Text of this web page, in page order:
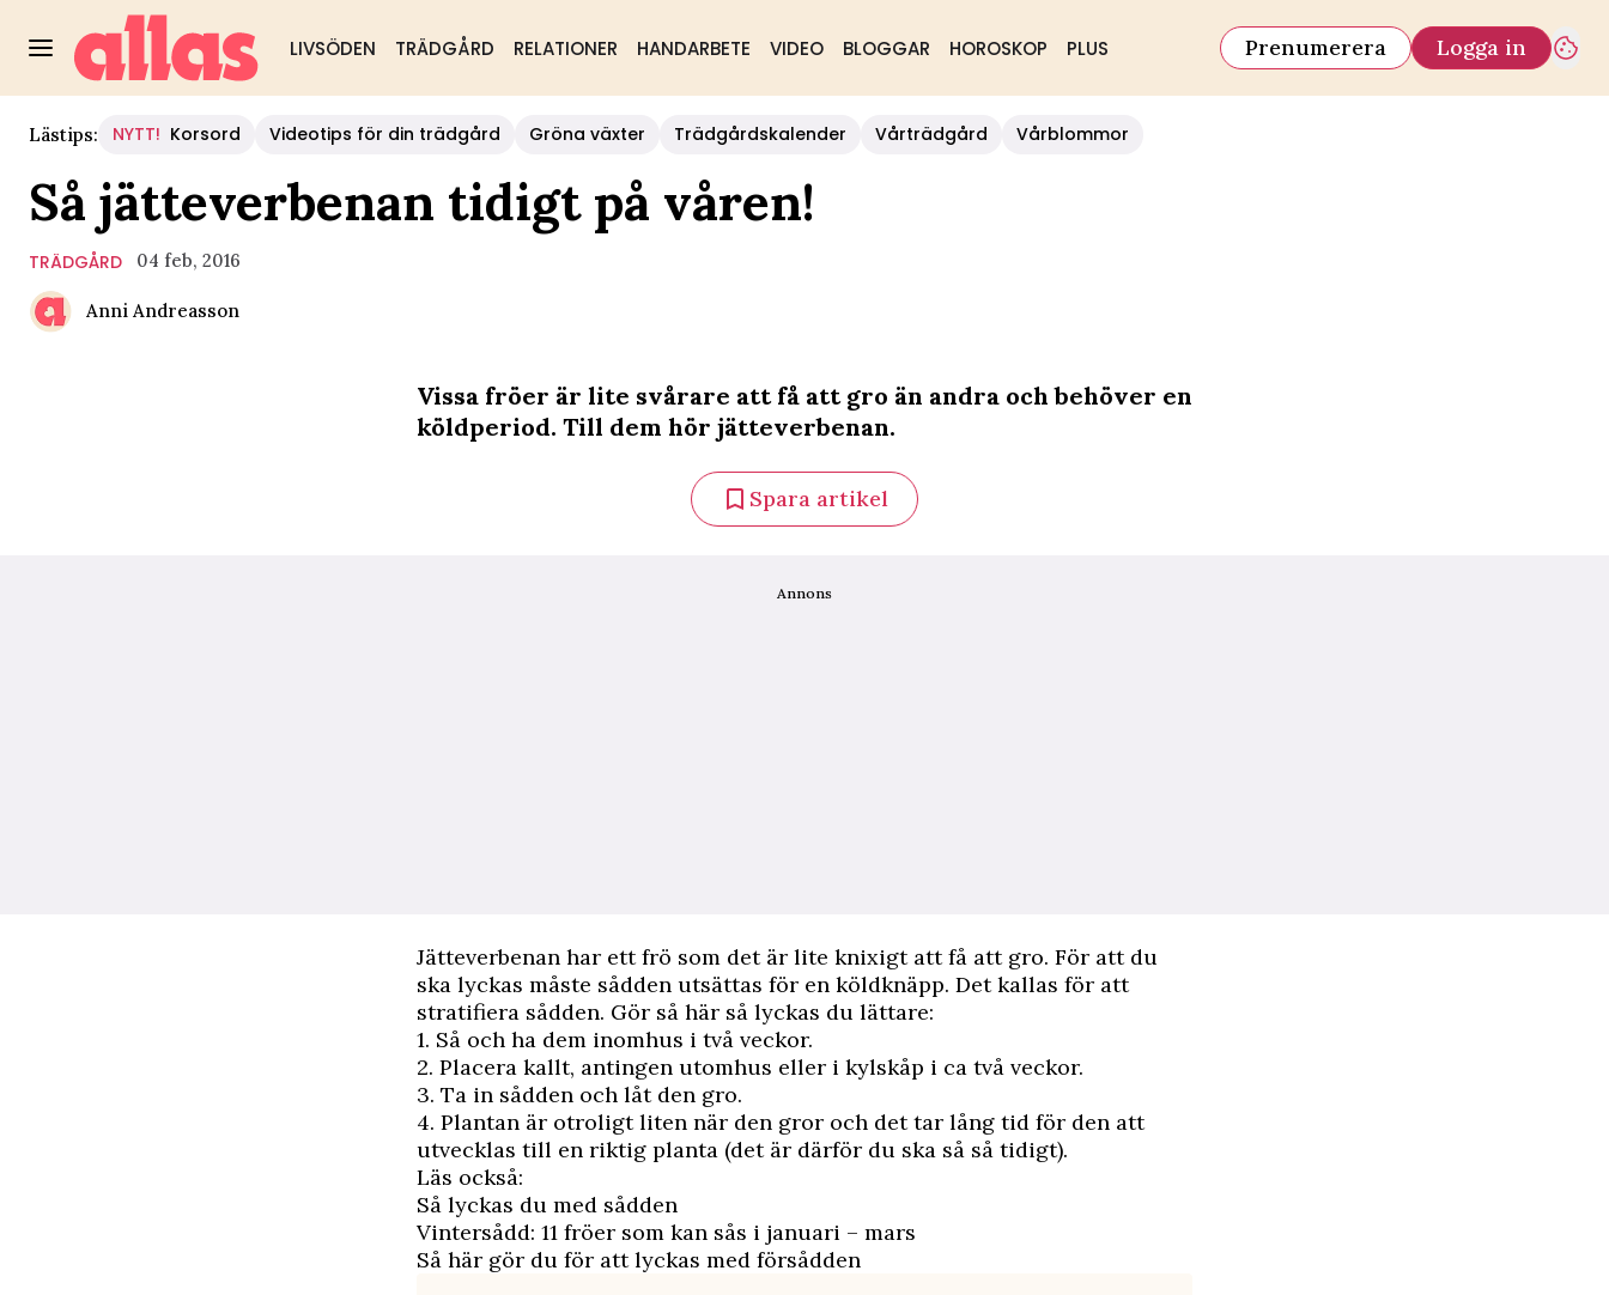
LIVSÖDEN TRÄDGÅRD RELATIONER HANDARBETE VIDEO BLOGGAR HOROSKOP PLUS Prenumerera Logga in
Lästips: NYTT! Korsord Videotips för din trädgård Gröna växter Trädgårdskalender Vårträdgård Vårblommor
Så jätteverbenan tidigt på våren!
TRÄDGÅRD 04 feb, 2016
Anni Andreasson
Vissa fröer är lite svårare att få att gro än andra och behöver en
köldperiod. Till dem hör jätteverbenan.
Spara artikel
Annons
Jätteverbenan har ett frö som det är lite knixigt att få att gro. För att du
ska lyckas måste sådden utsättas för en köldknäpp. Det kallas för att
stratifiera sådden. Gör så här så lyckas du lättare:
1. Så och ha dem inomhus i två veckor.
2. Placera kallt, antingen utomhus eller i kylskåp i ca två veckor.
3. Ta in sådden och låt den gro.
4. Plantan är otroligt liten när den gror och det tar lång tid för den att
utvecklas till en riktig planta (det är därför du ska så så tidigt).
Läs också:
Så lyckas du med sådden
Vintersådd: 11 fröer som kan sås i januari – mars
Så här gör du för att lyckas med försådden